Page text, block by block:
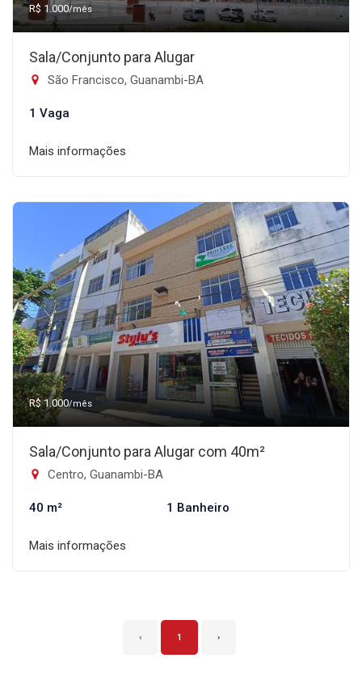
R$ 1.000/mês
Sala/Conjunto para Alugar
São Francisco, Guanambi-BA
1 Vaga
Mais informações
R$ 1.000/mês
Sala/Conjunto para Alugar com 40m²
Centro, Guanambi-BA
40 m² 1 Banheiro
Mais informações
‹ 1 ›